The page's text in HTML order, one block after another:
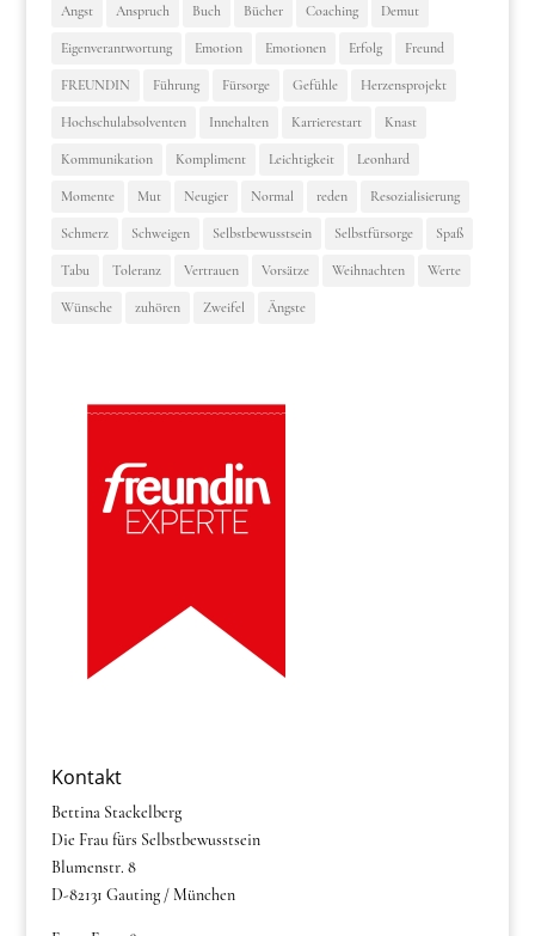
Angst Anspruch Buch Bücher Coaching Demut
Eigenverantwortung Emotion Emotionen Erfolg Freund
FREUNDIN Führung Fürsorge Gefühle Herzensprojekt
Hochschulabsolventen Innehalten Karrierestart Knast
Kommunikation Kompliment Leichtigkeit Leonhard
Momente Mut Neugier Normal reden Resozialisierung
Schmerz Schweigen Selbstbewusstsein Selbstfürsorge Spaß
Tabu Toleranz Vertrauen Vorsätze Weihnachten Werte
Wünsche zuhören Zweifel Ängste
Kontakt
Bettina Stackelberg
Die Frau fürs Selbstbewusstsein
Blumenstr. 8
D-82131 Gauting / München